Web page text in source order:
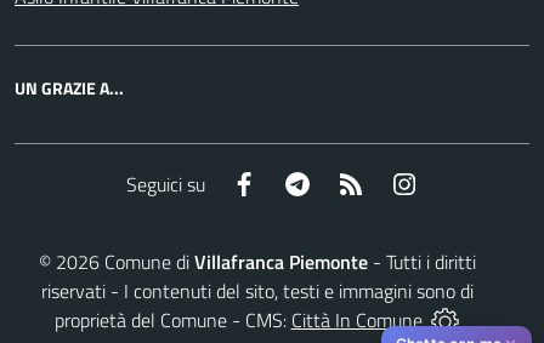
UN GRAZIE A...
Seguici su Facebook Telegram RSS
© 2026 Comune diVillafranca Piemonte - Tutti i diritti
riservati - I contenuti del sito, testi e immagini sono di
proprietà del Comune - CMS: Città In Comune